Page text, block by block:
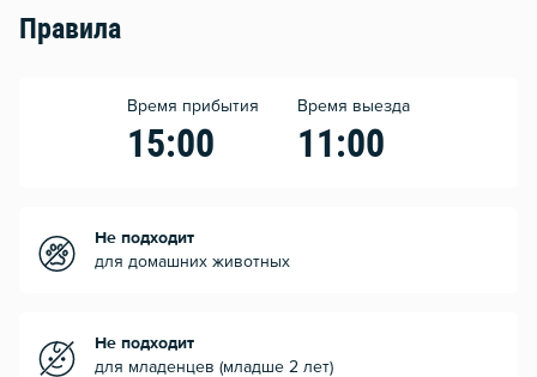
Правила
Время прибытия
15:00
Время выезда
11:00
Не подходит
для домашних животных
Не подходит
для младенцев (младше 2 лет)